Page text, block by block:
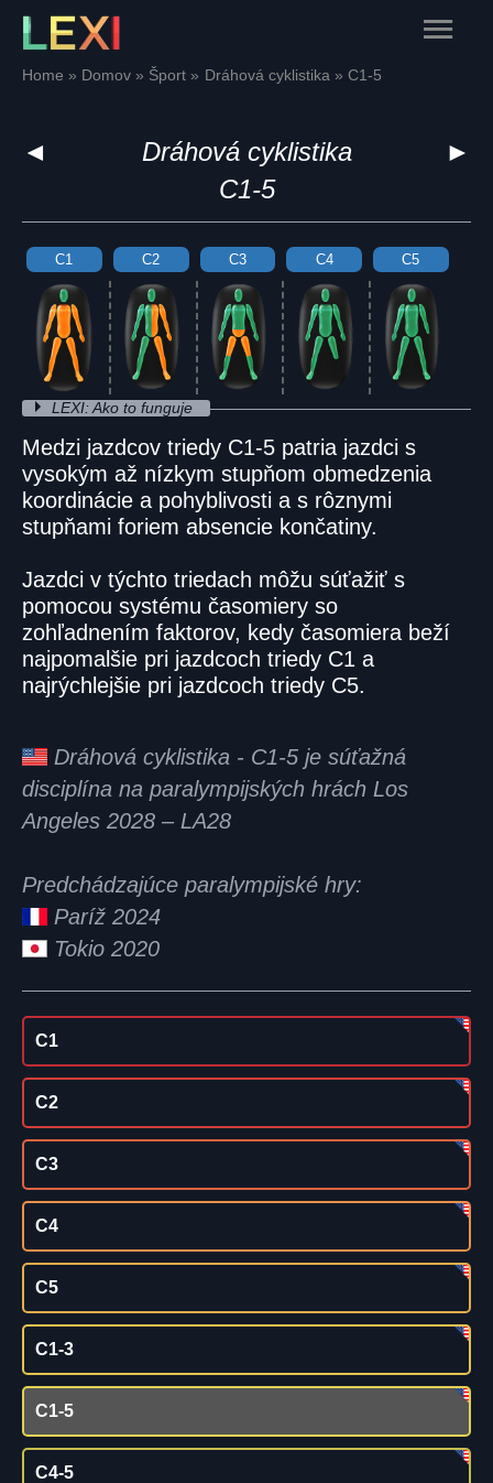
Skip
content
Main
Home Domov Šport Dráhová cyklistika C1-5
◄ ►
Dráhová cyklistika
C1-5
C1 C2 C3 C4 C5
LEXI: Ako to funguje
Medzi jazdcov triedy C1-5 patria jazdci s
vysokým až nízkym stupňom obmedzenia
koordinácie a pohyblivosti a s rôznymi
stupňami foriem absencie končatiny.
Jazdci v týchto triedach môžu súťažiť s
pomocou systému časomiery so
zohľadnením faktorov, kedy časomiera beží
najpomalšie pri jazdcoch triedy C1 a
najrýchlejšie pri jazdcoch triedy C5.
Dráhová cyklistika - C1-5 je súťažná
disciplína na paralympijských hrách Los
Angeles 2028 – LA28
Predchádzajúce paralympijské hry:
Paríž 2024
Tokio 2020
C1
C2
C3
C4
C5
C1-3
C1-5
C4-5